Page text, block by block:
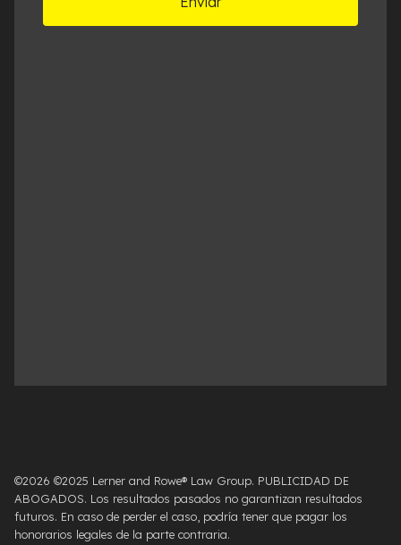
©2026 ©2025 Lerner and Rowe® Law Group. PUBLICIDAD DE
ABOGADOS. Los resultados pasados ​​no garantizan resultados
futuros. En caso de perder el caso, podría tener que pagar los
honorarios legales de la parte contraria.